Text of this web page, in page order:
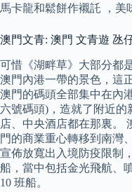
馬卡龍和鬆餅作襯託 ，美
澳門文青: 澳門 文青遊 氹
可惜《湖畔草》大部分都
澳門內港一帶的景色，這
澳門的碼頭全部集中在內
六號碼頭)，造就了附近
店、中央酒店都在那裏。
門的商業重心轉移到南灣
宣佈放寬出入境防疫限制
船，當中包括金光飛航、
10 班船。